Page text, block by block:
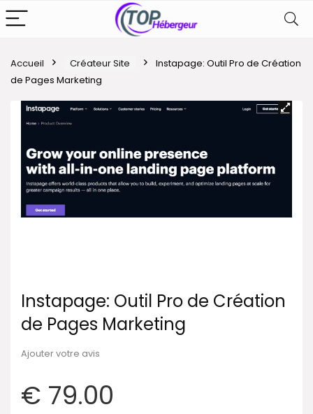
Accueil Créateur Site
Instapage: Outil Pro de Création
de Pages Marketing
Instapage: Outil Pro de Création
de Pages Marketing
Ajouter votre avis
€ 79.00